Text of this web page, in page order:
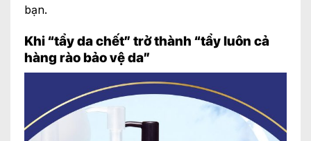
bạn.
Khi “tẩy da chết” trở thành “tẩy luôn cả
hàng rào bảo vệ da”